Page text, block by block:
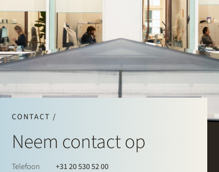
CONTACT /
Neem contact op
Telefoon +31 20 530 52 00